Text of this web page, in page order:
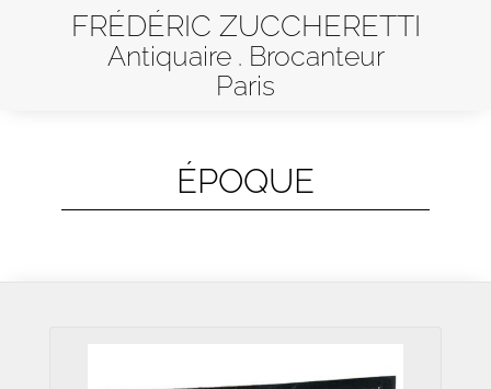
FRÉDÉRIC ZUCCHERETTI
Antiquaire . Brocanteur
Paris
ÉPOQUE